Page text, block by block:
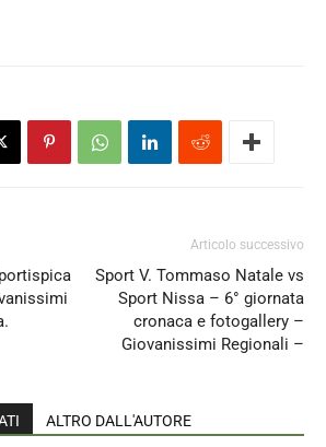
Articolo successivo
Sport V. Tommaso Natale vs
Sport Nissa – 6° giornata
cronaca e fotogallery –
Giovanissimi Regionali –
ALTRO DALL'AUTORE